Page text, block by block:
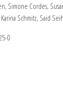
Simone Cordes,
Schmitz, Said
0